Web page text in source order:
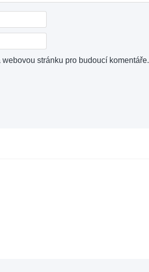
stránku pro budoucí komentáře.